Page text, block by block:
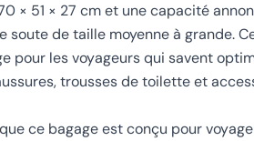
× 51 × 27 cm et une capacité
soute de taille moyenne à grande.
pour les voyageurs qui savent
trousses de toilette et
ce bagage est conçu pour